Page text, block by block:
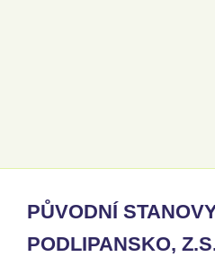
PŮVODNÍ
PODLIPANSKO,